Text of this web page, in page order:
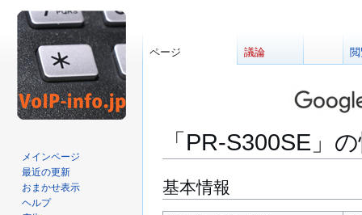
「PR-S300SE」
ナ
ビ
検
索
基本情報
ページ 議論
メインページ
最近の更新
おまかせ表示
ヘルプ